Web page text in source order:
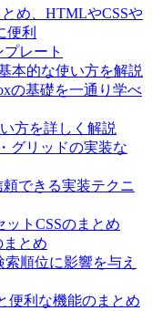
め、HTMLやCSSや
便利
レート
本的な使い方を解説
の基礎を一通り学べ
方を詳しく解説
グリッドの実装な
できる実装テクニ
トCSSのまとめ
まとめ
順位に影響を与え
便利な機能のまとめ